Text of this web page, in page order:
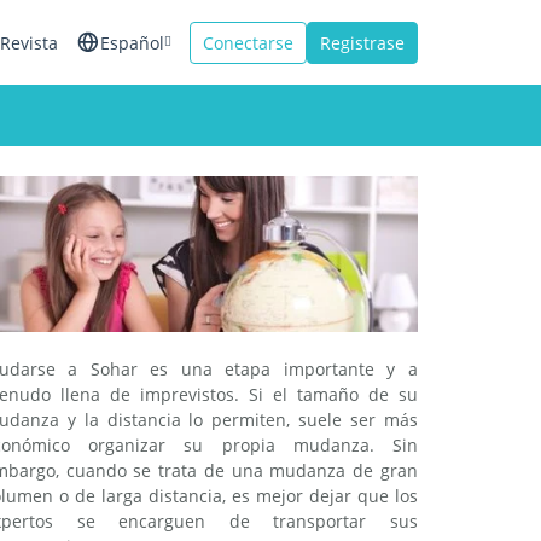
Revista Español
Italiano
Conectarse Registrase
a Sohar es una etapa importante y a
llena de imprevistos. Si el tamaño de su
y la distancia lo permiten, suele ser más
organizar su propia mudanza. Sin
cuando se trata de una mudanza de gran
o de larga distancia, es mejor dejar que los
se encarguen de transportar sus